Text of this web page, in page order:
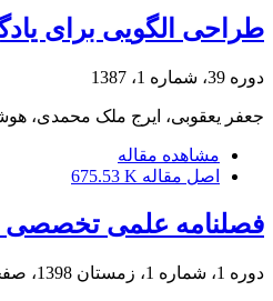
طراحی الگویی برای
دوره 39، شماره 1، 1387
جعفر یعقوبی، ایرج ملک محمدی،
مشاهده مقاله
اصل مقاله 675.53 K
فصلنامه علمی تخصصی
دوره 1، شماره 1، زمستان 1398، صفحه